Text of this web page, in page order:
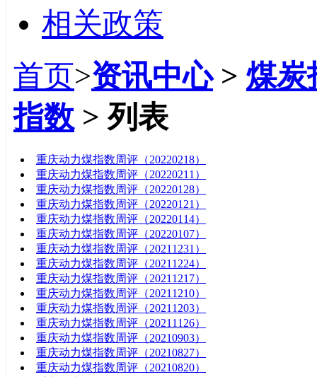
相关政策
首页>资讯中心> 煤炭
指数 > 列表
重庆动力煤指数周评（20220218）
重庆动力煤指数周评（20220211）
重庆动力煤指数周评（20220128）
重庆动力煤指数周评（20220121）
重庆动力煤指数周评（20220114）
重庆动力煤指数周评（20220107）
重庆动力煤指数周评（20211231）
重庆动力煤指数周评（20211224）
重庆动力煤指数周评（20211217）
重庆动力煤指数周评（20211210）
重庆动力煤指数周评（20211203）
重庆动力煤指数周评（20211126）
重庆动力煤指数周评（20210903）
重庆动力煤指数周评（20210827）
重庆动力煤指数周评（20210820）